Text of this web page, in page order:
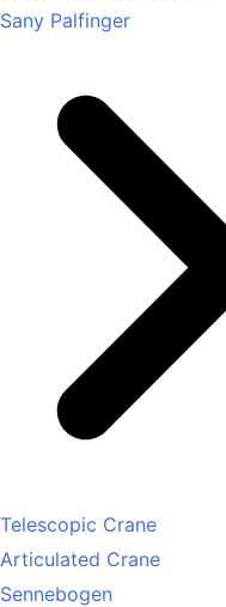
Sany Palfinger
Telescopic Crane
Articulated Crane
Sennebogen